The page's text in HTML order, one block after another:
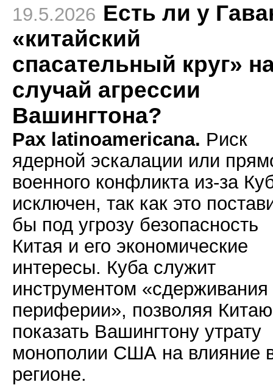
19.5.2026 Есть ли у
«китайский
спасательный круг»
случай агрессии
Вашингтона?
Pax latinoamericana. Риск
ядерной эскалации или
военного конфликта из-за
исключен, так как это
бы под угрозу безопасность
Китая и его экономические
интересы. Куба служит
инструментом «сдерживания
периферии», позволяя Китаю
показать Вашингтону утрату
монополии США на влияние
регионе.